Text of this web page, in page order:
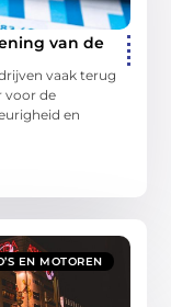
van de
vaak terug
voor de
en
EN MOTOREN